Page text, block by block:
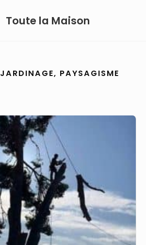
Toute la Maison
JARDINAGE, PAYSAGISME